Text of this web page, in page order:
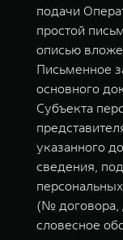
подачи
простой
описью
Письменное
основного
Субъекта
указанного
сведения,
(№ договора,
словесное